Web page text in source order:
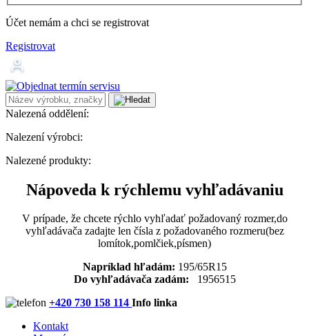
Účet nemám a chci se registrovat
Registrovat
Nalezená oddělení:
Nalezení výrobci:
Nalezené produkty:
Nápoveda k rýchlemu vyhľadávaniu
V prípade, že chcete rýchlo vyhľadať požadovaný rozmer,do
vyhľadávača zadajte len čísla z požadovaného rozmeru(bez
lomítok,pomlčiek,písmen)
Napríklad hľadám: 195/65R15
Do vyhľadávača zadám: 1956515
+420 730 158 114 Info linka
Kontakt